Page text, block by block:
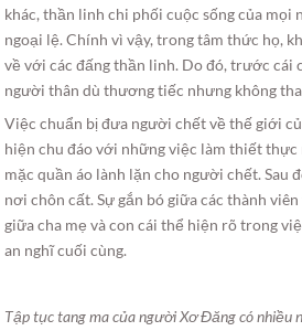
khác, thần linh chi phối cuộc sống của mọi
ngoại lệ. Chính vì vậy, trong tâm thức họ,
về với các đấng thần linh. Do đó, trước cái
người thân dù thương tiếc nhưng không
Việc chuẩn bị đưa người chết về thế giới
hiện chu đáo với những việc làm thiết thực
mặc quần áo lành lặn cho người chết. Sau
nơi chôn cất. Sự gắn bó giữa các thành
giữa cha mẹ và con cái thể hiện rõ trong
an nghĩ cuối cùng.
Tập tục tang ma của người Xơ Đăng có nhiều